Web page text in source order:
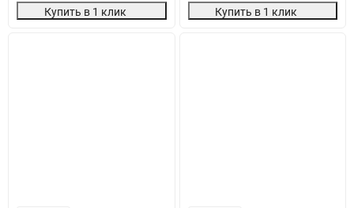
Купить в 1 клик Купить в 1 клик